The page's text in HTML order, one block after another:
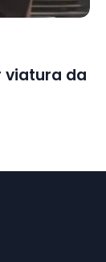
viatura da